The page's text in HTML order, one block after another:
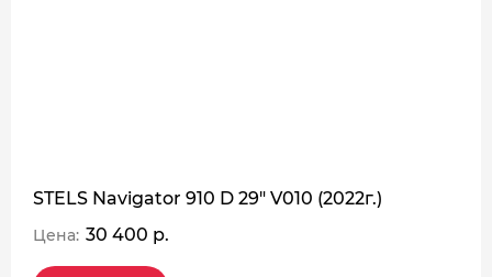
STELS Navigator 910 D 29" V010 (2022г.)
Цена: 30 400 р.